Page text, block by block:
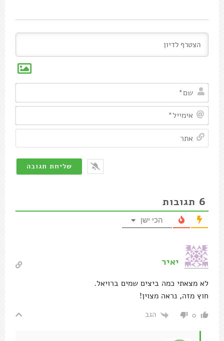
6 תגובות
הכי ישן
יאיר
לא מצאתי כמה ביצים שמים ברויאל.
חוץ מזה, נראה מצוין!
0 הגב